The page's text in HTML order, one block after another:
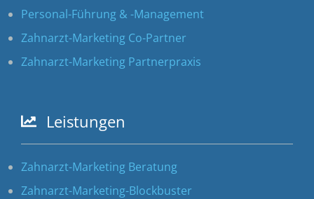
Personal-Führung & -Management
Zahnarzt-Marketing Co-Partner
Zahnarzt-Marketing Partnerpraxis
Leistungen
Zahnarzt-Marketing Beratung
Zahnarzt-Marketing-Blockbuster